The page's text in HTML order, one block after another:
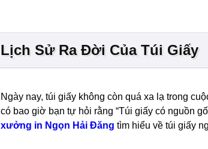
Lịch Sử Ra Đời Của Túi Giấy
Ngày nay, túi giấy không còn quá xa lạ trong
có bao giờ bạn tự hỏi rằng “Túi giấy có nguồn
xưởng in Ngọn Hải Đăng tìm hiểu về túi giấy